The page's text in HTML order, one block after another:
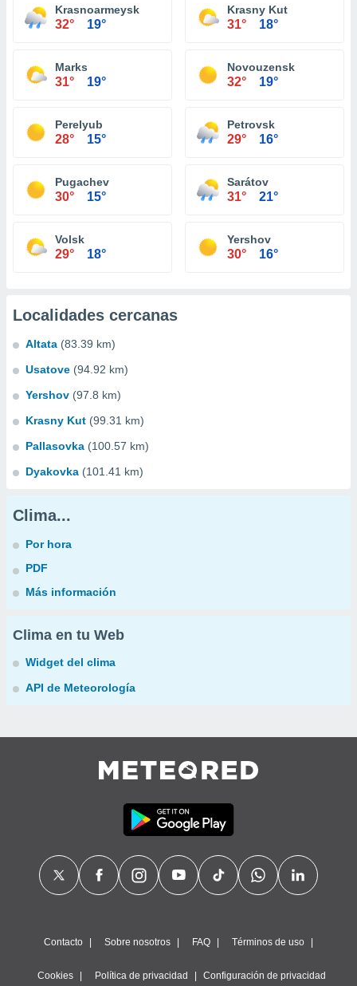
Krasnoarmeysk
32° 19°
Krasny Kut
31° 18°
Marks
31° 19°
Novouzensk
32° 19°
Perelyub
28° 15°
Petrovsk
29° 16°
Pugachev
30° 15°
Sarátov
31° 21°
Volsk
29° 18°
Yershov
30° 16°
Localidades cercanas
Altata (83.39 km)
Usatove (94.92 km)
Yershov (97.8 km)
Krasny Kut (99.31 km)
Pallasovka (100.57 km)
Dyakovka (101.41 km)
Clima...
Por hora
PDF
Más información
Clima en tu Web
Widget del clima
API de Meteorología
Contacto Sobre nosotros FAQ Términos de uso
Cookies Política de privacidad Configuración de privacidad